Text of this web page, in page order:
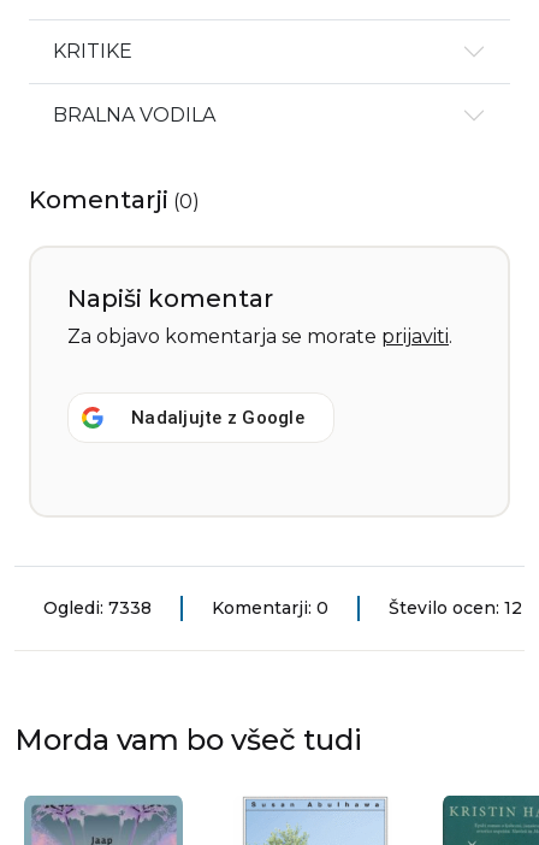
KRITIKE
BRALNA VODILA
Komentarji (0)
Napiši komentar
Za objavo komentarja se morate prijaviti.
Nadaljujte z Google
Ogledi: 7338 Komentarji: 0 Število ocen: 12
Morda vam bo všeč tudi